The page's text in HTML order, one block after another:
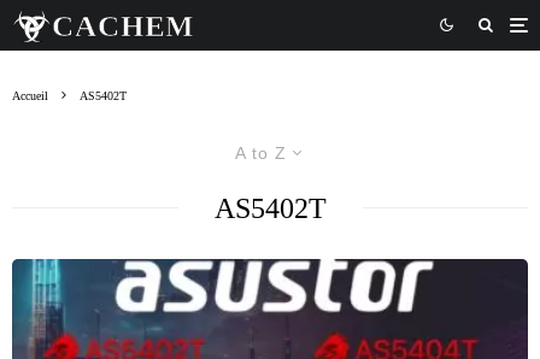
Accueil AS5402T
A to Z
AS5402T